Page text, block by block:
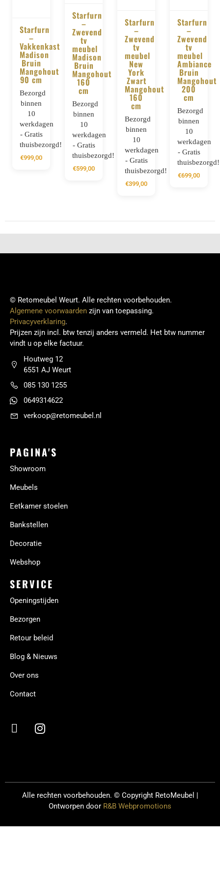
BESTELLEN
Starfurn
–
Vakkenkast
Madison
Bruin
Mangohout
90 cm
Bezorgd
binnen
10
werkdagen
- Gratis
thuisbezorgd!
€999,00
BESTELLEN
Starfurn
–
Zwevend
tv
meubel
Madison
Bruin
Mangohout
160
cm
Bezorgd
binnen
10
werkdagen
- Gratis
thuisbezorgd!
€599,00
BESTELLEN
Starfurn
–
Zwevend
tv
meubel
New
York
Zwart
Mangohout
160
cm
Bezorgd
binnen
10
werkdagen
- Gratis
thuisbezorgd!
€399,00
BESTELLEN
Starfurn
–
Zwevend
tv
meubel
Ambiance
Bruin
Mangohout
200
cm
Bezorgd
binnen
10
werkdagen
- Gratis
thuisbezorgd!
€699,00
© Retomeubel Weurt. Alle rechten voorbehouden.
Algemene voorwaarden zijn van toepassing.
Privacyverklaring.
Prijzen zijn incl. btw tenzij anders vermeld. Het btw nummer
vindt u op elke factuur.
Houtweg 12
6551 AJ Weurt
085 130 1255
0649314622
verkoop@retomeubel.nl
PAGINA'S
Showroom
Meubels
Eetkamer stoelen
Bankstellen
Decoratie
Webshop
SERVICE
Openingstijden
Bezorgen
Retour beleid
Blog & Nieuws
Over ons
Contact
Alle rechten voorbehouden. © Copyright RetoMeubel |
Ontworpen door R&B Webpromotions